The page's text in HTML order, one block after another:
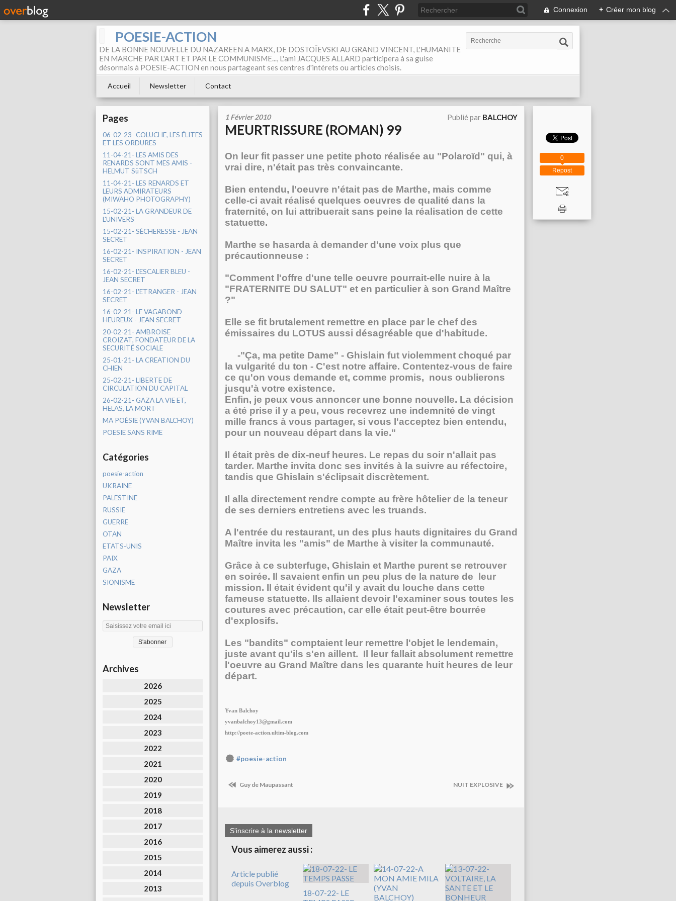
Connexion + Créer mon blog
POESIE-ACTION
DE LA BONNE NOUVELLE DU NAZAREEN A MARX, DE DOSTOÏEVSKI AU GRAND VINCENT, L'HUMANITE
EN MARCHE PAR L'ART ET PAR LE COMMUNISME..., L'ami JACQUES ALLARD participera à sa guise
désormais à POESIE-ACTION en nous partageant ses centres d'intérets ou articles choisis.
Accueil Newsletter Contact
Pages
06-02-23- COLUCHE, LES ÉLITES
ET LES ORDURES
11-04-21- LES AMIS DES
RENARDS SONT MES AMIS -
HELMUT SüTSCH
11-04-21- LES RENARDS ET
LEURS ADMIRATEURS
(MIWAHO PHOTOGRAPHY)
15-02-21- LA GRANDEUR DE
L'UNIVERS
15-02-21- SÉCHERESSE - JEAN
SECRET
16-02-21- INSPIRATION - JEAN
SECRET
16-02-21- L'ESCALIER BLEU -
JEAN SECRET
16-02-21- L'ETRANGER - JEAN
SECRET
16-02-21- LE VAGABOND
HEUREUX - JEAN SECRET
20-02-21- AMBROISE
CROIZAT, FONDATEUR DE LA
SECURITÉ SOCIALE
25-01-21- LA CREATION DU
CHIEN
25-02-21- LIBERTE DE
CIRCULATION DU CAPITAL
26-02-21- GAZA LA VIE ET,
HELAS, LA MORT
MA POÉSIE (YVAN BALCHOY)
POESIE SANS RIME
Catégories
poesie-action
UKRAINE
PALESTINE
RUSSIE
GUERRE
OTAN
ETATS-UNIS
PAIX
GAZA
SIONISME
Newsletter
Archives
2026
2025
2024
2023
2022
2021
2020
2019
2018
2017
2016
2015
2014
2013
1 Février 2010 Publié par BALCHOY
MEURTRISSURE (ROMAN) 99
On leur fit passer une petite photo réalisée au "Polaroïd" qui, à
vrai dire, n'était pas très convaincante.
Bien entendu, l'oeuvre n'était pas de Marthe, mais comme
celle-ci avait réalisé quelques oeuvres de qualité dans la
fraternité, on lui attribuerait sans peine la réalisation de cette
statuette.
Marthe se hasarda à demander d'une voix plus que
précautionneuse :
"Comment l'offre d'une telle oeuvre pourrait-elle nuire à la
"FRATERNITE DU SALUT" et en particulier à son Grand Maître
?"
Elle se fit brutalement remettre en place par le chef des
émissaires du LOTUS aussi désagréable que d'habitude.
-"Ça, ma petite Dame" - Ghislain fut violemment choqué par
la vulgarité du ton - C'est notre affaire. Contentez-vous de faire
ce qu'on vous demande et, comme promis, nous oublierons
jusqu'à votre existence.
Enfin, je peux vous annoncer une bonne nouvelle. La décision
a été prise il y a peu, vous recevrez une indemnité de vingt
mille francs à vous partager, si vous l'acceptez bien entendu,
pour un nouveau départ dans la vie."
Il était près de dix-neuf heures. Le repas du soir n'allait pas
tarder. Marthe invita donc ses invités à la suivre au réfectoire,
tandis que Ghislain s'éclipsait discrètement.
Il alla directement rendre compte au frère hôtelier de la teneur
de ses derniers entretiens avec les truands.
A l'entrée du restaurant, un des plus hauts dignitaires du Grand
Maître invita les "amis" de Marthe à visiter la communauté.
Grâce à ce subterfuge, Ghislain et Marthe purent se retrouver
en soirée. Il savaient enfin un peu plus de la nature de leur
mission. Il était évident qu'il y avait du louche dans cette
fameuse statuette. Ils allaient devoir l'examiner sous toutes les
coutures avec précaution, car elle était peut-être bourrée
d'explosifs.
Les "bandits" comptaient leur remettre l'objet le lendemain,
juste avant qu'ils s'en aillent. Il leur fallait absolument remettre
l'oeuvre au Grand Maître dans les quarante huit heures de leur
départ.
Yvan Balchoy
yvanbalchoy13@gmail.com
http://poete-action.ultim-blog.com
#poesie-action
Guy de Maupassant NUIT EXPLOSIVE
S'inscrire à la newsletter
Vous aimerez aussi :
Article publié
depuis Overblog
18-07-22- LE
Repost
0